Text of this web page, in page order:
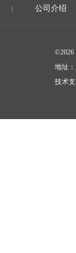
| 公司介绍
地址
技术